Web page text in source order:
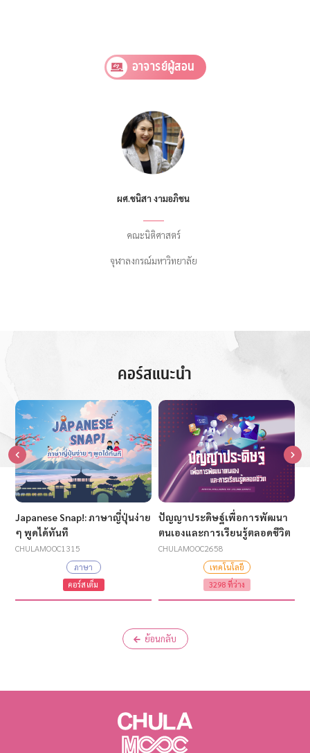
อาจารย์ผู้สอน
ผศ.ชนิสา งามอภิชน
คณะนิติศาสตร์
จุฬาลงกรณ์มหาวิทยาลัย
คอร์สแนะนำ
Japanese Snap!: ภาษาญี่ปุ่นง่าย
ๆ พูดได้ทันที
CHULAMOOC1315
ภาษา
คอร์สเต็ม
ปัญญาประดิษฐ์เพื่อการพัฒนา
ตนเองและการเรียนรู้ตลอดชีวิต
CHULAMOOC2658
เทคโนโลยี
3298 ที่ว่าง
ย้อนกลับ